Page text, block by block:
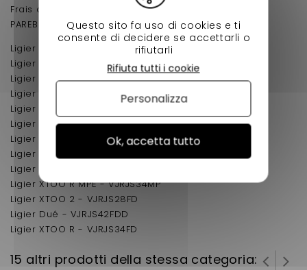
Frais de port supplémentaires EXEPTIONNEL POUR
PAREBRISE (par unité) CONDITION SUR PALETTE.
Ligier 162 - VJRJS16FD
Ligier Ambra - VJRJS16FD
Ligier XTOO R DCI - VJRJS34CR
Ligier XTOO 1 - VJRJS28FD
Ligier Optimax DCI - VJRJS40CR
Ligier XTOO Max - VJRJS32FD
Ligier Optimax Progress - VJRJS40FD
Ligier XTOO Max MPE - VJRJS32MP
Ligier Nova 500 - VJRJS20FD
Ligier XTOO R MPE - VJRJS34MP
Ligier XTOO 2 - VJRJS28FD
Ligier Dué - VJRJS42FDD
Ligier XTOO R - VJRJS34FD
15 altri prodotti della stessa categoria:
Questo sito fa uso di cookies e ti
consente di decidere se accettarli o
rifiutarli
Ok, accetta tutto
Rifiuta tutti i cookie
Personalizza